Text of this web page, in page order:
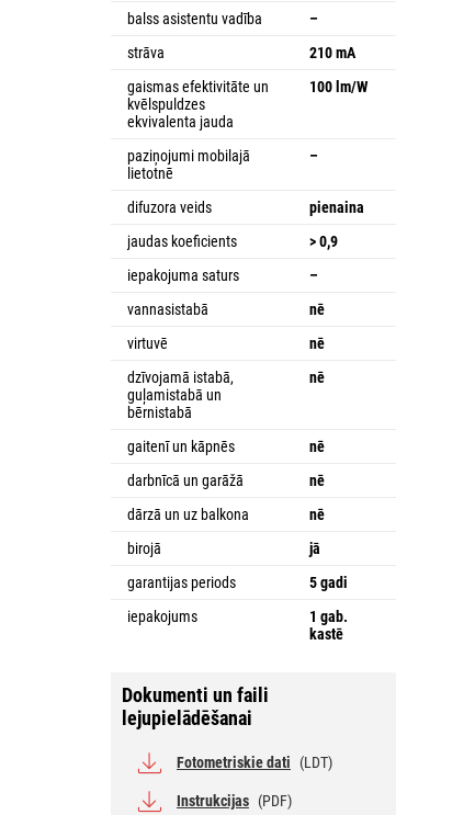
balss asistentu vadība
–
strāva
210 mA
gaismas efektivitāte un
kvēlspuldzes
ekvivalenta jauda
100 lm/W
paziņojumi mobilajā
lietotnē
–
difuzora veids
pienaina
jaudas koeficients
> 0,9
iepakojuma saturs
–
vannasistabā
nē
virtuvē
nē
dzīvojamā istabā,
guļamistabā un
bērnistabā
nē
gaitenī un kāpnēs
nē
darbnīcā un garāžā
nē
dārzā un uz balkona
nē
birojā
jā
garantijas periods
5 gadi
iepakojums
1 gab.
kastē
Dokumenti un faili
lejupielādēšanai
Fotometriskie dati (LDT)
Instrukcijas (PDF)